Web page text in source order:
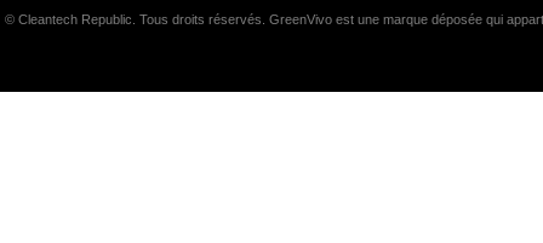
© Cleantech Republic. Tous droits réservés. GreenVivo est une marque déposée qui